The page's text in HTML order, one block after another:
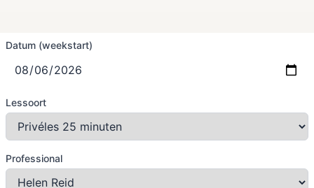
Datum (weekstart)
Lessoort
Professional